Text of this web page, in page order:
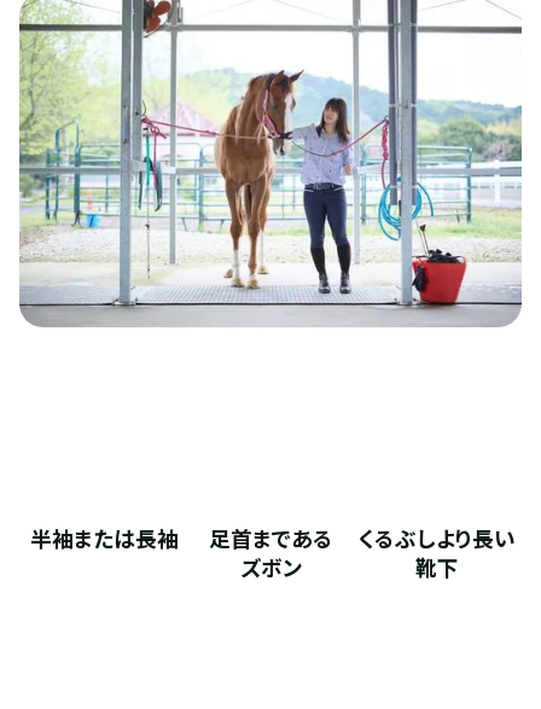
半袖または長袖
足首まである
ズボン
くるぶしより長い
靴下